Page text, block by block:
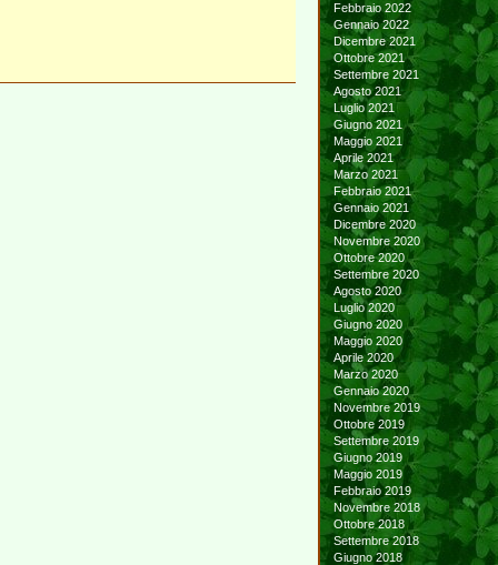
Febbraio 2022
Gennaio 2022
Dicembre 2021
Ottobre 2021
Settembre 2021
Agosto 2021
Luglio 2021
Giugno 2021
Maggio 2021
Aprile 2021
Marzo 2021
Febbraio 2021
Gennaio 2021
Dicembre 2020
Novembre 2020
Ottobre 2020
Settembre 2020
Agosto 2020
Luglio 2020
Giugno 2020
Maggio 2020
Aprile 2020
Marzo 2020
Gennaio 2020
Novembre 2019
Ottobre 2019
Settembre 2019
Giugno 2019
Maggio 2019
Febbraio 2019
Novembre 2018
Ottobre 2018
Settembre 2018
Giugno 2018